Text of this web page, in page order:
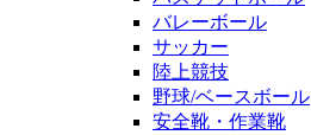
バレーボール
サッカー
陸上競技
野球/ベースボール
安全靴・作業靴